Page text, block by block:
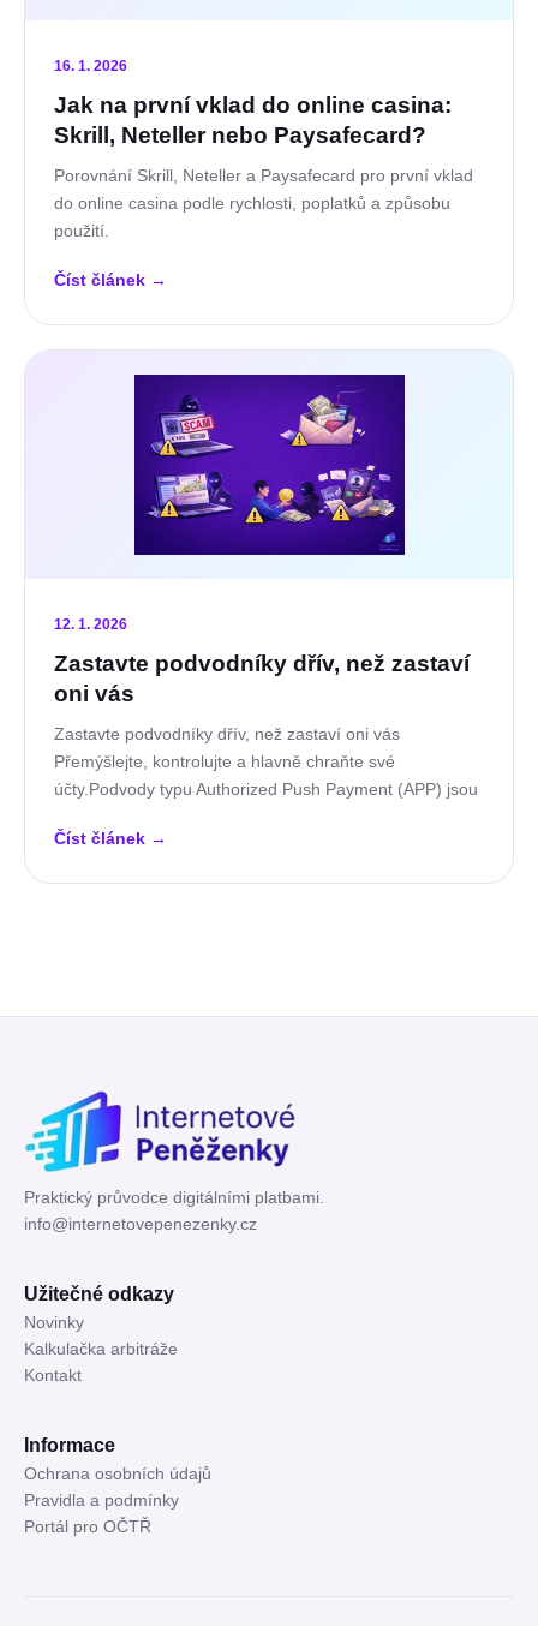
16. 1. 2026
Jak na první vklad do online casina:
Skrill, Neteller nebo Paysafecard?
Porovnání Skrill, Neteller a Paysafecard pro první vklad
do online casina podle rychlosti, poplatků a způsobu
použití.
Číst článek →
12. 1. 2026
Zastavte podvodníky dřív, než zastaví
oni vás
Zastavte podvodníky dřív, než zastaví oni vás
Přemýšlejte, kontrolujte a hlavně chraňte své
účty.Podvody typu Authorized Push Payment (APP) jsou
Číst článek →
Praktický průvodce digitálními platbami.
info@internetovepenezenky.cz
Užitečné odkazy
Novinky
Kalkulačka arbitráže
Kontakt
Informace
Ochrana osobních údajů
Pravidla a podmínky
Portál pro OČTŘ